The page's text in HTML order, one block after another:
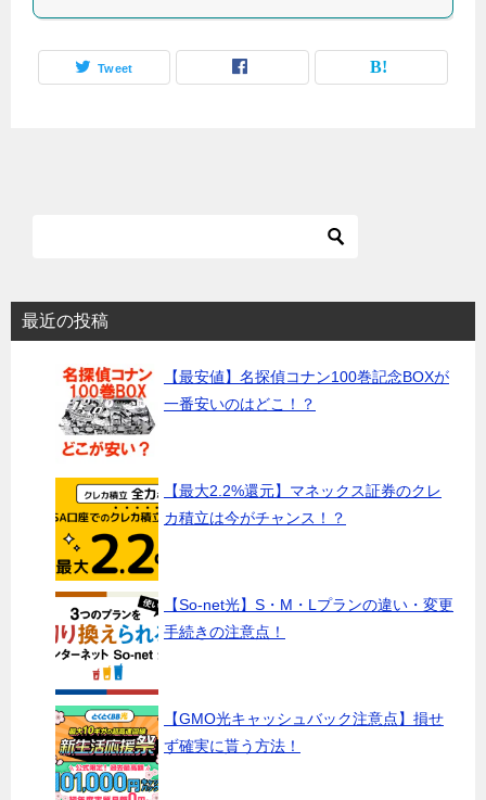
Tweet
最近の投稿
【最安値】名探偵コナン100巻記念BOXが
一番安いのはどこ！？
【最大2.2%還元】マネックス証券のクレ
カ積立は今がチャンス！？
【So-net光】S・M・Lプランの違い・変更
手続きの注意点！
【GMO光キャッシュバック注意点】損せ
ず確実に貰う方法！